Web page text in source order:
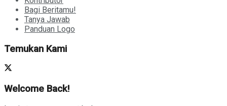
Bagi Beritamu!
Tanya Jawab
Panduan Logo
Temukan Kami
Welcome Back!